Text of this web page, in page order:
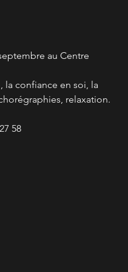
au Centre
la confiance en soi, la
relaxation.
58